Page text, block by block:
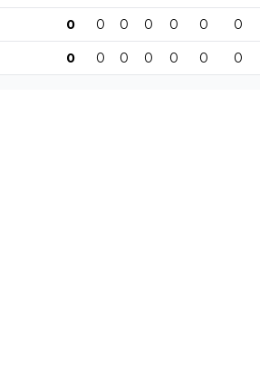
0 0 0 0 0 0 0
0 0 0 0 0 0 0